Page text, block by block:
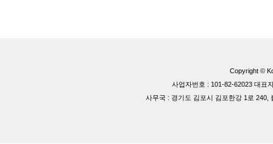
Copyright ©
사업자번호 : 101-82-62023 대표
사무국 : 경기도 김포시 김포한강 1로